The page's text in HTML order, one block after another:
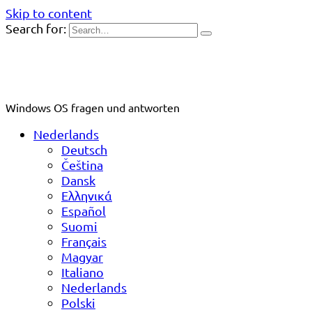
Skip to content
Search for:
Windows OS fragen und antworten
Nederlands
Deutsch
Čeština
Dansk
Ελληνικά
Español
Suomi
Français
Magyar
Italiano
Nederlands
Polski